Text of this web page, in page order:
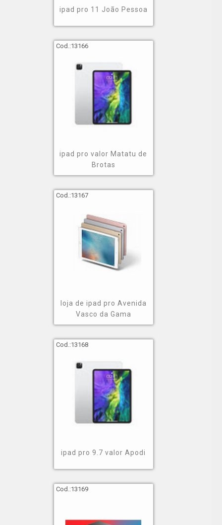
ipad pro 11 João Pessoa
Cod.:13166
ipad pro valor Matatu de
Brotas
Cod.:13167
loja de ipad pro Avenida
Vasco da Gama
Cod.:13168
ipad pro 9.7 valor Apodi
Cod.:13169